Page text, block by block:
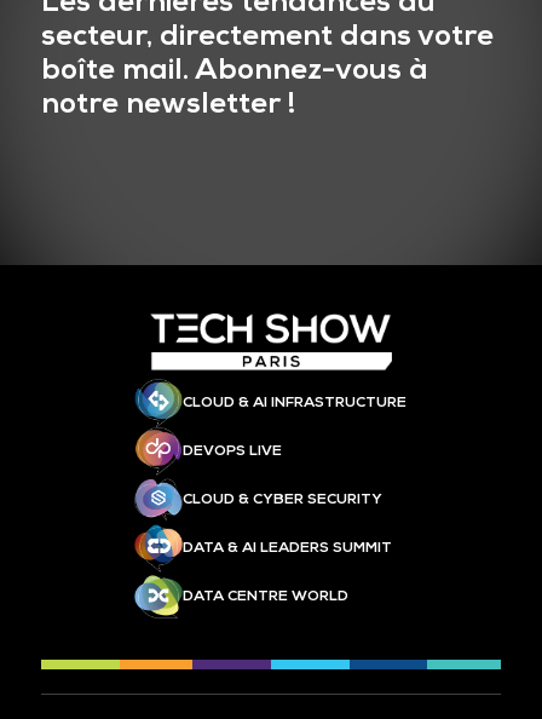
secteur, directement dans votre
boîte mail. Abonnez-vous à
notre newsletter !
CLOUD & AI INFRASTRUCTURE
DEVOPS LIVE
CLOUD & CYBER SECURITY
DATA & AI LEADERS SUMMIT
DATA CENTRE WORLD